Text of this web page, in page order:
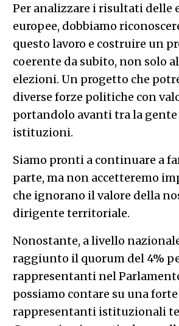
Per analizzare i risultati delle
europee, dobbiamo
questo lavoro e costruire un
coerente da subito, non solo
elezioni. Un progetto che
diverse forze politiche con
portandolo avanti tra la gente
istituzioni.
Siamo pronti a continuare a
parte, ma non accetteremo
che ignorano il valore della
dirigente territoriale.
Nonostante, a livello
raggiunto il quorum del 4%
rappresentanti nel
possiamo contare su una
rappresentanti istituzionali